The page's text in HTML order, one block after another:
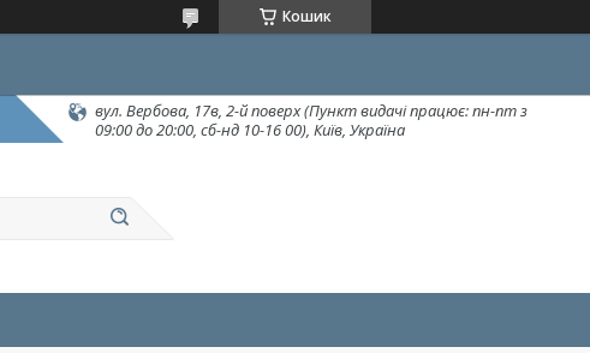
Кошик
вул. Вербова, 17в, 2-й поверх (Пункт видачі працює: пн-пт з
09:00 до 20:00, сб-нд 10-16 00), Київ, Україна